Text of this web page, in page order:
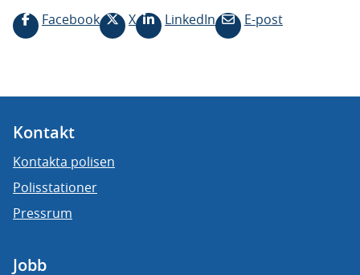
Facebook
X LinkedIn E-post
Kontakt
Kontakta polisen
Polisstationer
Pressrum
Jobb